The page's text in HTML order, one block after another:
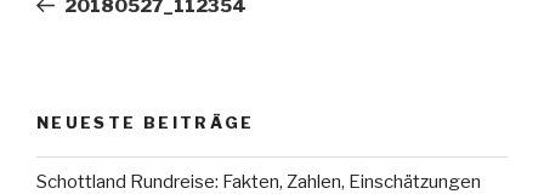
20180527_112354
NEUESTE BEITRÄGE
Schottland Rundreise: Fakten, Zahlen, Einschätzungen